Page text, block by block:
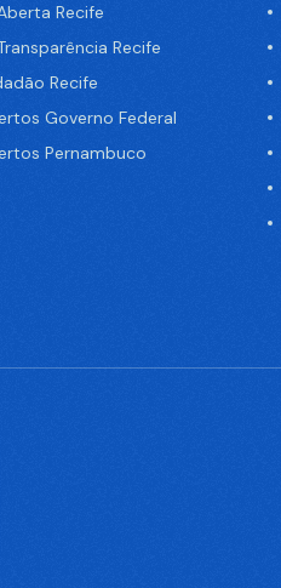
Recife
Recife
Recife
Governo Federal
Pernambuco